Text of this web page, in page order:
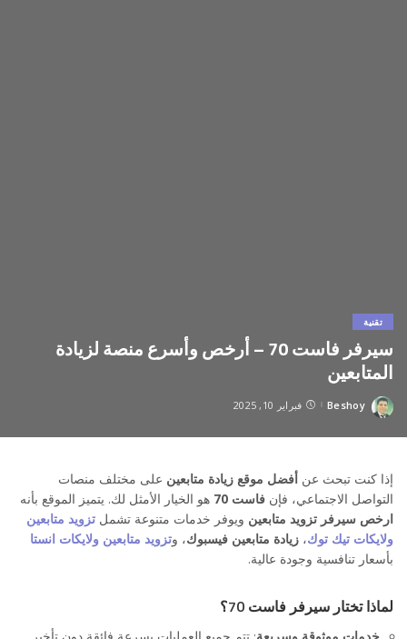
تقنية
سيرفر فاست 70 – أرخص وأسرع منصة لزيادة
المتابعين
Posted
Beshoy فبراير 10, 2025
إذا كنت تبحث عن أفضل موقع زيادة متابعين على مختلف منصات
التواصل الاجتماعي، فإن فاست 70
هو الخيار الأمثل لك. يتميز الموقع بأنه
ارخص سيرفر تزويد متابعين ويوفر خدمات متنوعة تشمل تزويد متابعين
ولايكات تيك توك، زيادة متابعين فيسبوك، وتزويد متابعين ولايكات انستا
بأسعار تنافسية وجودة عالية.
لماذا تختار سيرفر فاست 70؟